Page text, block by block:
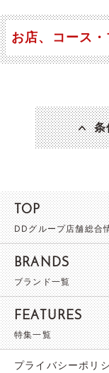
お店、コース
条
TOP
DDグループ店舗総合
BRANDS
ブランド一覧
FEATURES
特集一覧
プライバシーポリ